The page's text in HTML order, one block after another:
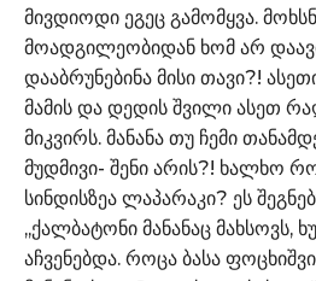
მივდიოდი ეგეც გამომყვა.
მოადგილეობიდან ხომ არ
დააბრუნებინა მისი თავი?!
მამის და დედის შვილი ასეთ
მიკვირს. მანანა თუ ჩემი
მუდმივი- შენი არის?! ხალხო
სინდისზეა ლაპარაკი? ეს
,,ქალბატონი მანანაც მახსოვს,
აჩვენებდა. როცა ბასა